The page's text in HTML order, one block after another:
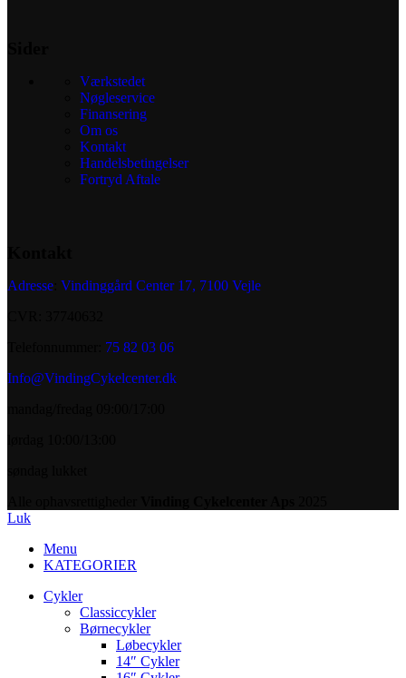
Værkstedet
Nøgleservice
Finansering
Om os
Kontakt
Handelsbetingelser
Fortryd Aftale
Adresse Vindinggård Center 17, 7100 Vejle
75 82 03 06
Info@VindingCykelcenter.dk
Luk
Menu
KATEGORIER
Cykler
Classiccykler
Børnecykler
Løbecykler
14″ Cykler